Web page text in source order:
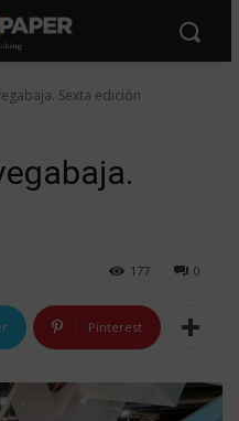
Sexta edición
0
177
Pinterest